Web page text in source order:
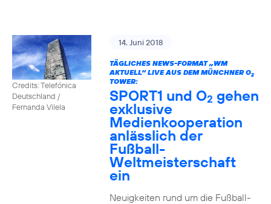
Credits: Telefónica
Deutschland /
Fernanda Vilela
14. Juni 2018
TÄGLICHES NEWS-FORMAT „WM
AKTUELL“ LIVE AUS DEM MÜNCHNER O2
TOWER:
SPORT1 und O2 gehen
exklusive
Medienkooperation
anlässlich der
Fußball-
Weltmeisterschaft
ein
Neuigkeiten rund um die Fußball-